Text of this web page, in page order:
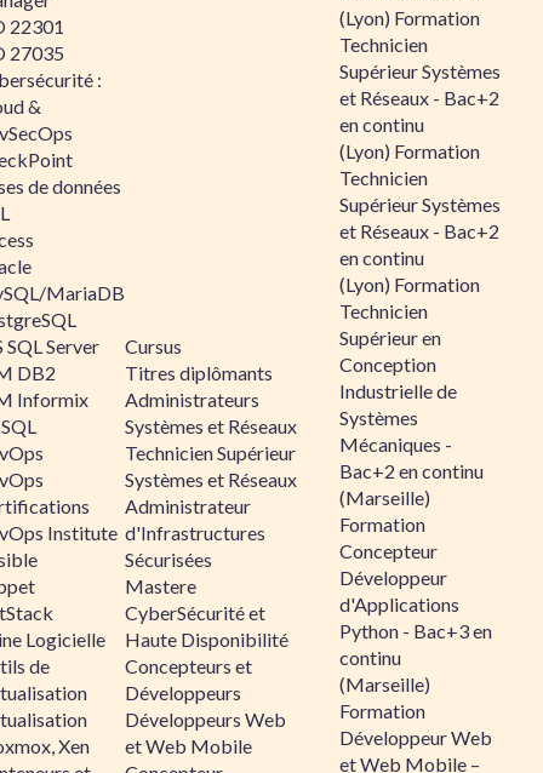
22301
27035
:
&
de données
MariaDB
SQL Server
DB2
Informix
Institute
Logicielle
de
Xen
Cursus
Titres diplômants
Administrateurs
Systèmes et Réseaux
Technicien Supérieur
Systèmes et Réseaux
Administrateur
d'Infrastructures
Sécurisées
Mastere
CyberSécurité et
Haute Disponibilité
Concepteurs et
Développeurs
Développeurs Web
et Web Mobile
(Lyon) Formation
Technicien
Supérieur Systèmes
et Réseaux - Bac+2
en continu
(Lyon) Formation
Technicien
Supérieur Systèmes
et Réseaux - Bac+2
en continu
(Lyon) Formation
Technicien
Supérieur en
Conception
Industrielle de
Systèmes
Mécaniques -
Bac+2 en continu
(Marseille)
Formation
Concepteur
Développeur
d'Applications
Python - Bac+3 en
continu
(Marseille)
Formation
Développeur Web
et Web Mobile –